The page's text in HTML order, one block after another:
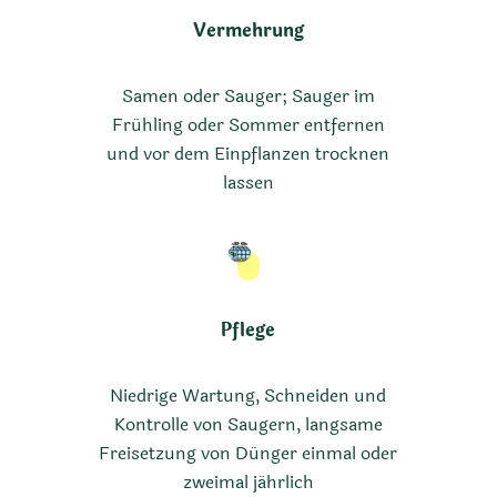
Vermehrung
Samen oder Sauger; Sauger im
Frühling oder Sommer entfernen
und vor dem Einpflanzen trocknen
lassen
Pflege
Niedrige Wartung, Schneiden und
Kontrolle von Saugern, langsame
Freisetzung von Dünger einmal oder
zweimal jährlich